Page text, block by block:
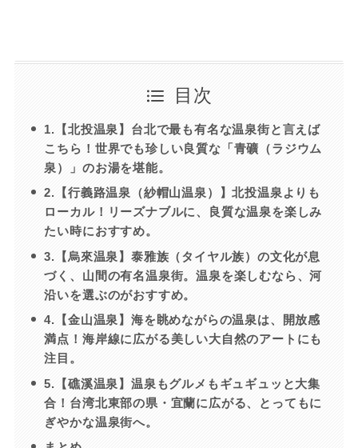
目次
1.【北投温泉】台北で最も有名な温泉街と言えば
こちら！世界でも珍しい良質な「青礦（ラジウム
泉）」のお湯を堪能。
2.【行義路温泉（紗帽山温泉）】北投温泉よりも
ローカル！リーズナブルに、良質な温泉を楽しみ
たい時におすすめ。
3.【烏來温泉】泰雅族（タイヤル族）の文化が息
づく、山間の有名温泉街。温泉を楽しむなら、河
沿いを選ぶのがおすすめ。
4.【金山温泉】海を眺めながらの温泉は、開放感
満点！海岸線に広がる美しい大自然のアートにも
注目。
5.【礁溪温泉】温泉もグルメもギュギュッと大集
合！台湾北東部の県・宜蘭に広がる、とってもに
ぎやかな温泉街へ。